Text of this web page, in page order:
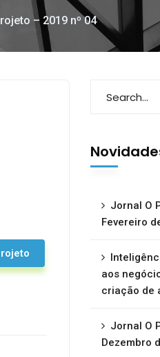
– 2019 nº 04
Jornal O
Fevereiro
aos
criação de
Jornal O
Dezembro